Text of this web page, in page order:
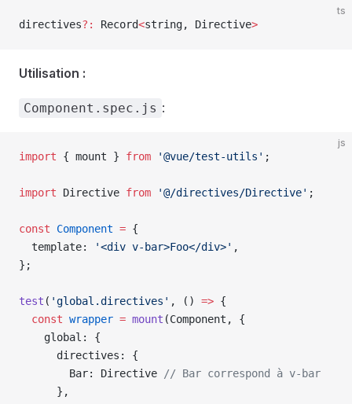
ts
directives?: Record<string, Directive>
Utilisation :
Component.spec.js :
js
import { mount } from '@vue/test-utils' ;
import Directive from '@/directives/Directive' ;
const Component = {
  template
: '<div v-bar>Foo</div>' ,
};
test ( 'global.directives' , () => {
  const
wrapper = mount (Component , {
    global
: {
      directives
: {
        Bar
: Directive // Bar correspond à v-bar
      },